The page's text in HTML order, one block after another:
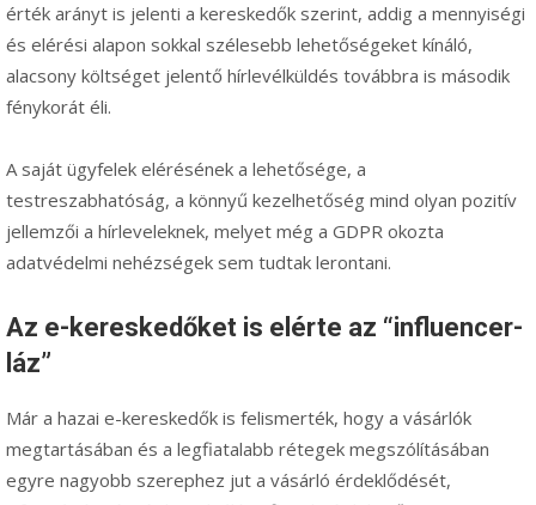
érték arányt is jelenti a kereskedők szerint, addig a mennyiségi
és elérési alapon sokkal szélesebb lehetőségeket kínáló,
alacsony költséget jelentő hírlevélküldés továbbra is második
fénykorát éli.
A saját ügyfelek elérésének a lehetősége, a
testreszabhatóság, a könnyű kezelhetőség mind olyan pozitív
jellemzői a hírleveleknek, melyet még a GDPR okozta
adatvédelmi nehézségek sem tudtak lerontani.
Az e-kereskedőket is elérte az “influencer-
láz”
Már a hazai e-kereskedők is felismerték, hogy a vásárlók
megtartásában és a legfiatalabb rétegek megszólításában
egyre nagyobb szerephez jut a vásárló érdeklődését,